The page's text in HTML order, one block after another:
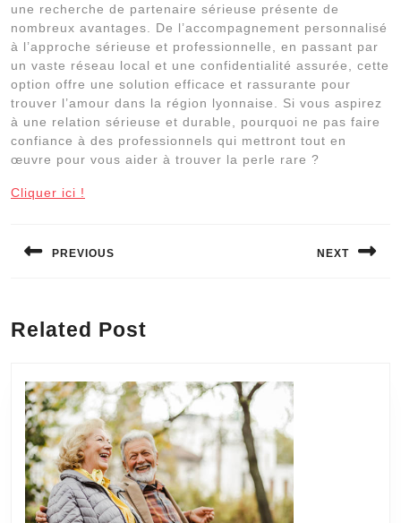
une recherche de partenaire sérieuse présente de
nombreux avantages. De l’accompagnement personnalisé
à l’approche sérieuse et professionnelle, en passant par
un vaste réseau local et une confidentialité assurée, cette
option offre une solution efficace et rassurante pour
trouver l’amour dans la région lyonnaise. Si vous aspirez
à une relation sérieuse et durable, pourquoi ne pas faire
confiance à des professionnels qui mettront tout en
œuvre pour vous aider à trouver la perle rare ?
Cliquer ici !
de
PREVIOUS
post:
NEXT
Related Post